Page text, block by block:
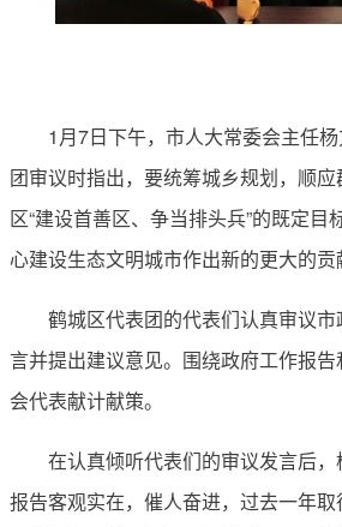
1月7日下午，市人大常委会主任杨
团审议时指出，要统筹城乡规划，顺
区“建设首善区、争当排头兵”的既定目
心建设生态文明城市作出新的更大的贡
鹤城区代表团的代表们认真审议市
言并提出建议意见。围绕政府工作报
会代表献计献策。
在认真倾听代表们的审议发言后，
报告客观实在，催人奋进，过去一年